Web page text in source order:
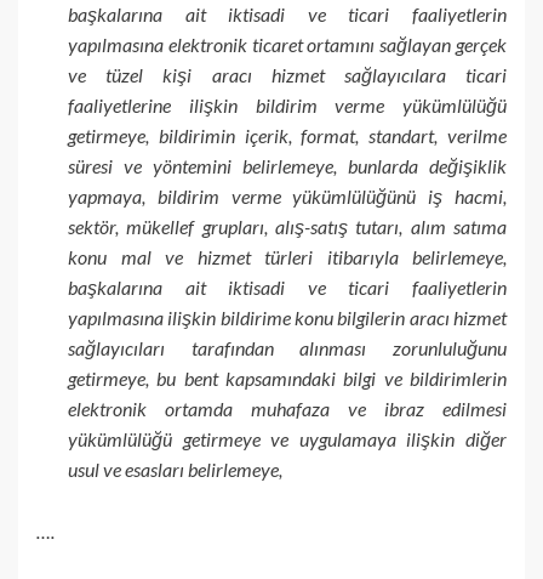
başkalarına ait iktisadi ve ticari faaliyetlerin
yapılmasına elektronik ticaret ortamını sağlayan gerçek
ve tüzel kişi aracı hizmet sağlayıcılara ticari
faaliyetlerine ilişkin bildirim verme yükümlülüğü
getirmeye, bildirimin içerik, format, standart, verilme
süresi ve yöntemini belirlemeye, bunlarda değişiklik
yapmaya, bildirim verme yükümlülüğünü iş hacmi,
sektör, mükellef grupları, alış-satış tutarı, alım satıma
konu mal ve hizmet türleri itibarıyla belirlemeye,
başkalarına ait iktisadi ve ticari faaliyetlerin
yapılmasına ilişkin bildirime konu bilgilerin aracı hizmet
sağlayıcıları tarafından alınması zorunluluğunu
getirmeye, bu bent kapsamındaki bilgi ve bildirimlerin
elektronik ortamda muhafaza ve ibraz edilmesi
yükümlülüğü getirmeye ve uygulamaya ilişkin diğer
usul ve esasları belirlemeye,